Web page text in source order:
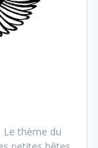
Le thème du